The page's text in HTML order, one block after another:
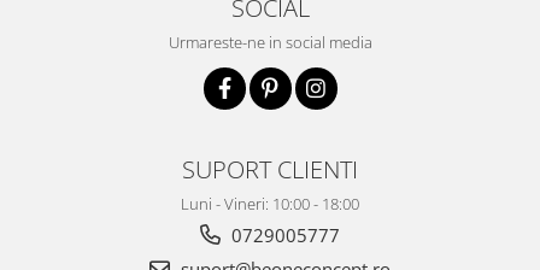
SOCIAL
Urmareste-ne in social media
SUPORT CLIENTI
Luni - Vineri: 10:00 - 18:00
0729005777